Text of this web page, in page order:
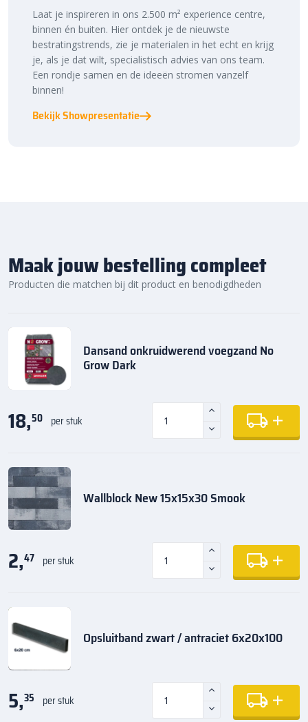
Laat je inspireren in ons 2.500 m² experience centre,
binnen én buiten. Hier ontdek je de nieuwste
bestratingstrends, zie je materialen in het echt en krijg
je, als je dat wilt, specialistisch advies van ons team.
Een rondje samen en de ideeën stromen vanzelf
binnen!
Bekijk Showpresentatie
Maak jouw bestelling compleet
Producten die matchen bij dit product en benodigdheden
Dansand onkruidwerend voegzand No
Grow Dark
18,50 per stuk
Wallblock New 15x15x30 Smook
2,47 per stuk
Opsluitband zwart / antraciet 6x20x100
5,35 per stuk